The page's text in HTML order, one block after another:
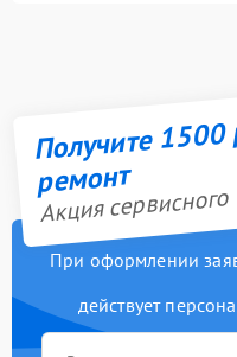
Получите
ремонт
Акция
При оформлении
действует